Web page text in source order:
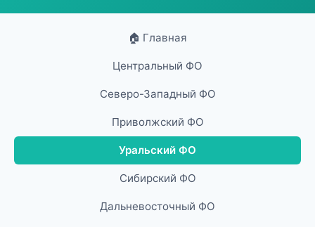
🏠 Главная
Центральный ФО
Северо-Западный ФО
Приволжский ФО
Уральский ФО
Сибирский ФО
Дальневосточный ФО